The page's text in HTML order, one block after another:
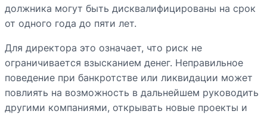
должника могут быть дисквалифицированы на срок
от одного года до пяти лет.
Для директора это означает, что риск не
ограничивается взысканием денег. Неправильное
поведение при банкротстве или ликвидации может
повлиять на возможность в дальнейшем руководить
другими компаниями, открывать новые проекты и